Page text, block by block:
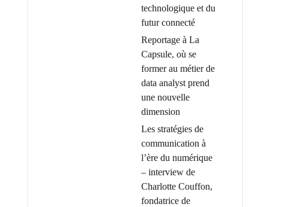
technologique et du
futur connecté
Reportage à La
Capsule, où se
former au métier de
data analyst prend
une nouvelle
dimension
Les stratégies de
communication à
l’ère du numérique
– interview de
Charlotte Couffon,
fondatrice de